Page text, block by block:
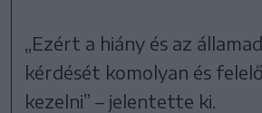
„Ezért a hiány és az
kérdését komolyan és
kezelni” – jelentette ki.